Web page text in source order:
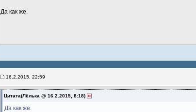
Да как же.
16.2.2015, 22:59
Цитата(Лёлька @ 16.2.2015, 8:18)
Да как же.